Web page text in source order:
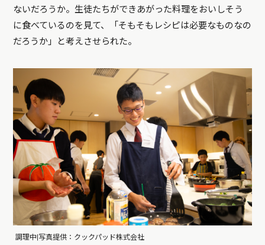
ないだろうか。生徒たちができあがった料理をおいしそう
に食べているのを見て、「そもそもレシピは必要なものなの
だろうか」と考えさせられた。
調理中|写真提供：クックパッド株式会社